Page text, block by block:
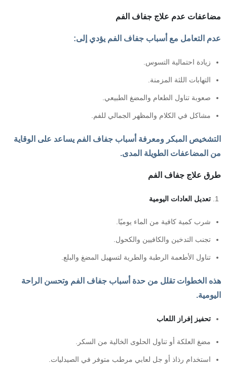
مضاعفات عدم علاج جفاف الفم
عدم التعامل مع أسباب جفاف الفم يؤدي إلى:
زيادة احتمالية التسوس.
التهابات اللثة المزمنة.
صعوبة تناول الطعام والمضغ الطبيعي.
مشاكل في الكلام والمظهر الجمالي للفم.
التشخيص المبكر ومعرفة أسباب جفاف الفم يساعد على الوقاية
من المضاعفات الطويلة المدى.
طرق علاج جفاف الفم
تعديل العادات اليومية
شرب كمية كافية من الماء يوميًا.
تجنب التدخين والكافيين والكحول.
تناول الأطعمة الرطبة والطرية لتسهيل المضغ والبلع.
هذه الخطوات تقلل من حدة أسباب جفاف الفم وتحسن الراحة
اليومية.
تحفيز إفراز اللعاب
مضغ العلكة أو تناول الحلوى الخالية من السكر.
استخدام رذاذ أو جل لعابي مرطب متوفر في الصيدليات.